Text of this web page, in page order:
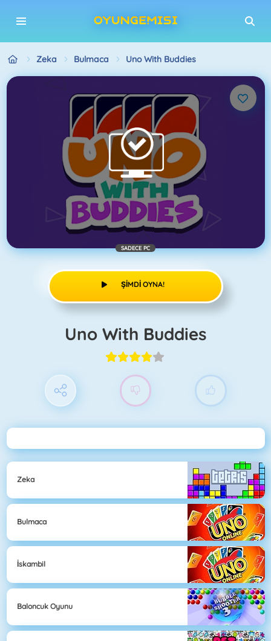
Zeka Bulmaca Uno With Buddies
SADECE PC
ŞIMDI OYNA!
Uno With Buddies
Zeka
Bulmaca
İskambil
Baloncuk Oyunu